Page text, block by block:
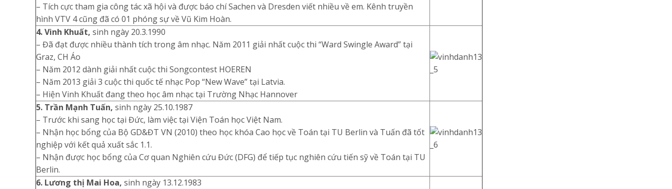
– Tích cực tham gia công tác xã hội và được báo chí Sachen và Dresden viết nhiều về em. Kênh truyền
hình VTV 4 cũng đã có 01 phóng sự về Vũ Kim Hoàn.
4. Vinh Khuất, sinh ngày 20.3.1990
– Đã đạt được nhiều thành tích trong âm nhạc. Năm 2011 giải nhất cuộc thi “Ward Swingle Award” tại
Graz, CH Áo
– Năm 2012 dành giải nhất cuộc thi Songcontest HOEREN
– Năm 2013 giải 3 cuộc thi quốc tế nhạc Pop “New Wave” tại Latvia.
– Hiện Vinh Khuất đang theo học âm nhạc tại Trường Nhạc Hannover
5. Trần Mạnh Tuấn, sinh ngày 25.10.1987
– Trước khi sang học tại Đức, làm việc tại Viện Toán học Việt Nam.
– Nhận học bổng của Bộ GD&ĐT VN (2010) theo học khóa Cao học về Toán tại TU Berlin và Tuấn đã tốt
nghiệp với kết quả xuất sắc 1.1.
– Nhận được học bổng của Cơ quan Nghiên cứu Đức (DFG) để tiếp tục nghiên cứu tiến sỹ về Toán tại TU
Berlin.
6. Lương thị Mai Hoa, sinh ngày 13.12.1983